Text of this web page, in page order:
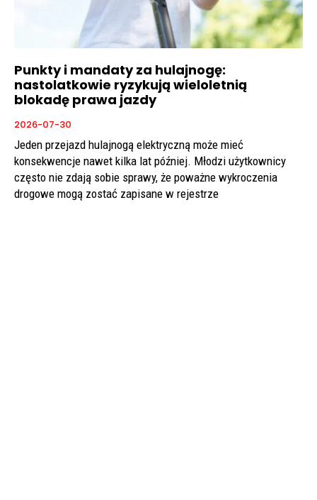
Punkty i mandaty za hulajnogę:
nastolatkowie ryzykują wieloletnią
blokadę prawa jazdy
2026-07-30
Jeden przejazd hulajnogą elektryczną może mieć
konsekwencje nawet kilka lat później. Młodzi użytkownicy
często nie zdają sobie sprawy, że poważne wykroczenia
drogowe mogą zostać zapisane w rejestrze